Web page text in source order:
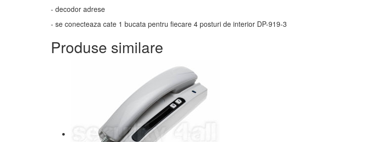
- decodor adrese
- se conecteaza cate 1 bucata pentru fiecare 4 posturi de interior DP-919-3
Produse similare